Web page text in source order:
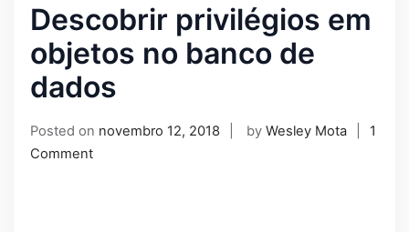
Descobrir privilégios em
objetos no banco de
dados
Posted on novembro 12, 2018 by Wesley Mota
1
Comment